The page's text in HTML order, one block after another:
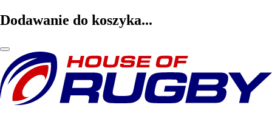
Dodawanie do koszyka...